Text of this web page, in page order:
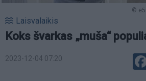
©
Laisvalaikis
Koks švarkas „muša“
2023-12-04 07:20